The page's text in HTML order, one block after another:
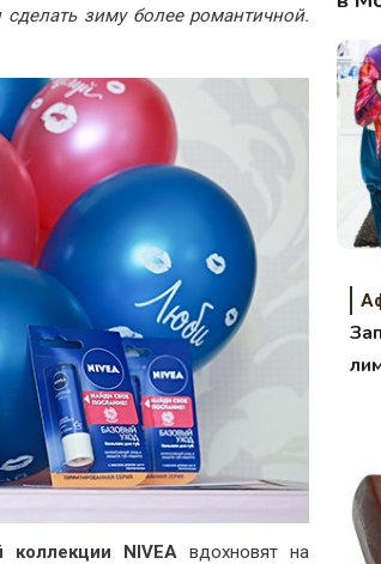
зиму более романтичной.
коллекции NIVEA вдохновят на